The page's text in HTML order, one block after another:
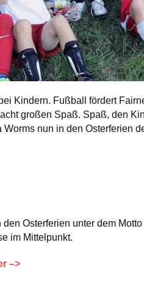
Kindern. Fußball fördert
großen Spaß. Spaß, den
nun in den Osterferien
Osterferien unter dem Motto
im Mittelpunkt.
–>